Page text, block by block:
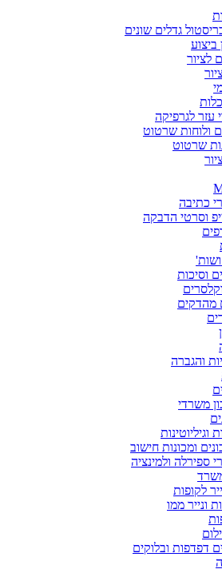
גדלים שונים
ביצוע
לציור
עזר לגרפיקה
ולוחות שרטוט
שרטוט
כתיבה
וסרטי הדבקה
וסיכות
מהדקים
והגברה
משרדי
וגיליוטינות
ומכונות חישוב
ספירלה ולמינציה
לקופות
ונייר ממו
דפדפות ובלוקים